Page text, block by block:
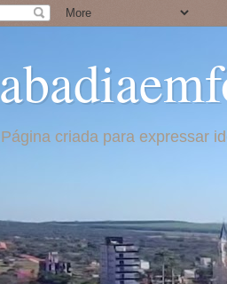
Página criada para expressar